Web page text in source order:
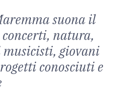
suona il
natura,
giovani
conosciuti e